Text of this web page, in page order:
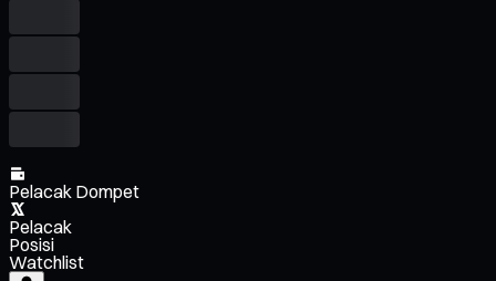
Pelacak Dompet
Pelacak
Posisi
Watchlist